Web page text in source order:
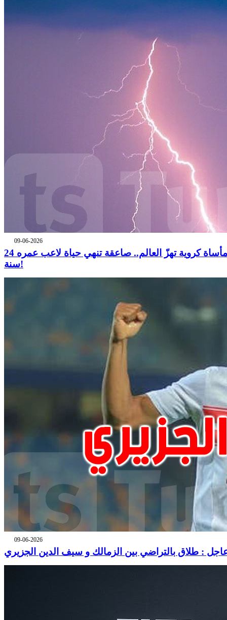
09-06-2026
مأساة كروية تهزّ العالم.. صاعقة تنهي حياة لاعب عمره 24
سنة!
09-06-2026
: طلاق بالتراضي بين الزمالك و سيف الدين الجزيري